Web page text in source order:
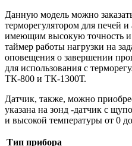
Данную модель можно
терморегулятором для печей и
имеющим высокую точность и
таймер работы нагрузки на
оповещения о завершении
для использования с
ТК-800 и ТК-1300Т.
Датчик, также, можно
указана на зонд -датчик с
и высокой температуры от 0
Тип прибора